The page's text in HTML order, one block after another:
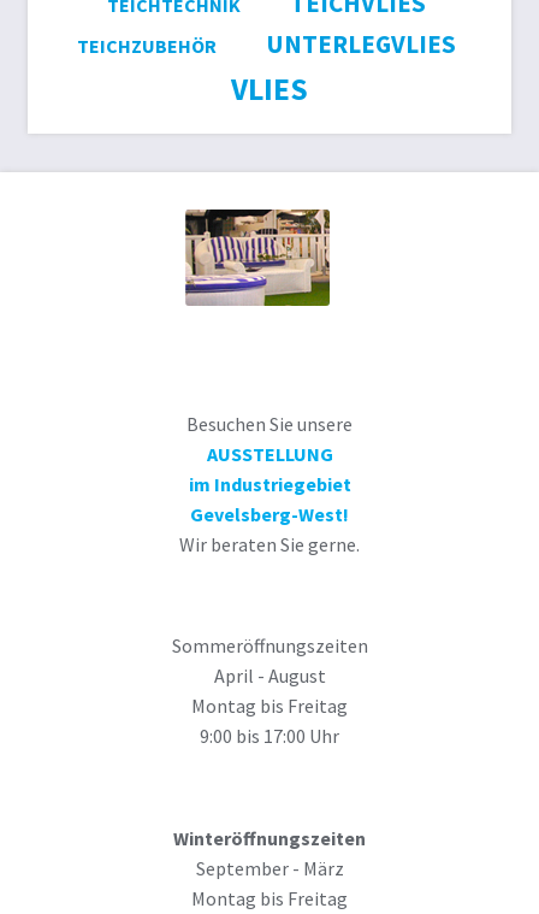
TEICHTECHNIK
TEICHZUBEHÖR UNTERLEGVLIES
VLIES
Besuchen Sie unsere
AUSSTELLUNG
im Industriegebiet
Gevelsberg-West!
Wir beraten Sie gerne.
Sommeröffnungszeiten
April - August
Montag bis Freitag
9:00 bis 17:00 Uhr
Winteröffnungszeiten
September - März
Montag bis Freitag